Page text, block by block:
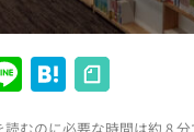
Li
n
H
at